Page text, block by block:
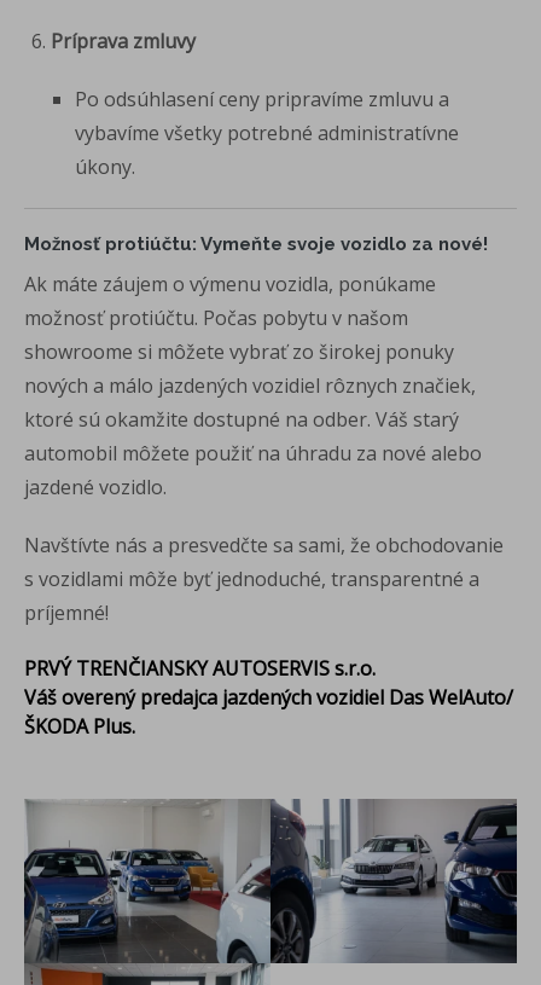
Príprava zmluvy
Po odsúhlasení ceny pripravíme zmluvu a
vybavíme všetky potrebné administratívne
úkony.
Možnosť protiúčtu: Vymeňte svoje vozidlo za nové!
Ak máte záujem o výmenu vozidla, ponúkame
možnosť protiúčtu. Počas pobytu v našom
showroome si môžete vybrať zo širokej ponuky
nových a málo jazdených vozidiel rôznych značiek,
ktoré sú okamžite dostupné na odber. Váš starý
automobil môžete použiť na úhradu za nové alebo
jazdené vozidlo.
Navštívte nás a presvedčte sa sami, že obchodovanie
s vozidlami môže byť jednoduché, transparentné a
príjemné!
PRVÝ TRENČIANSKY AUTOSERVIS s.r.o.
Váš overený predajca jazdených vozidiel Das WelAuto/
ŠKODA Plus.